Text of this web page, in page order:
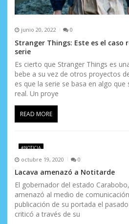
junio 20, 2022 0
Stranger Things: Este es el caso
serie
Es cierto que Stranger Things es
bebe a su vez de otros proyectos
es que la serie se basa en algo
real. Un proye
READ MORE
#NOTICIA
octubre 19, 2020 0
Lacava amenazó a Notitarde
El gobernador del estado
amenazó al medio de
publicación de su portada el
criticó a través de su